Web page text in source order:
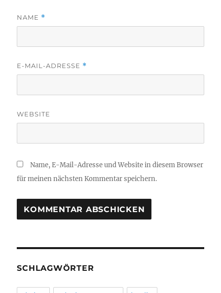
NAME *
E-MAIL-ADRESSE *
WEBSITE
Name, E-Mail-Adresse und Website in diesem Browser
für meinen nächsten Kommentar speichern.
SCHLAGWÖRTER